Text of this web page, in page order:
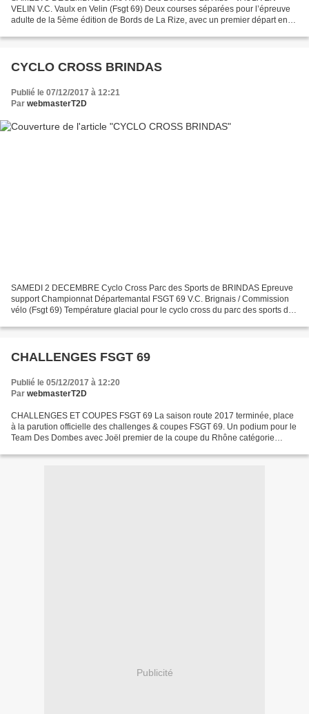
VELIN V.C. Vaulx en Velin (Fsgt 69) Deux courses séparées pour l’épreuve
adulte de la 5ème édition de Bords de La Rize, avec un premier départ en
CYCLO CROSS BRINDAS
Publié le 07/12/2017 à 12:21
Par webmasterT2D
SAMEDI 2 DECEMBRE Cyclo Cross Parc des Sports de BRINDAS Epreuve
support Championnat Départemantal FSGT 69 V.C. Brignais / Commission
vélo (Fsgt 69) Température glacial pour le cyclo cross du parc des sports de
CHALLENGES FSGT 69
Publié le 05/12/2017 à 12:20
Par webmasterT2D
CHALLENGES ET COUPES FSGT 69 La saison route 2017 terminée, place
à la parution officielle des challenges & coupes FSGT 69. Un podium pour le
Team Des Dombes avec Joël premier de la coupe du Rhône catégorie
Publicité